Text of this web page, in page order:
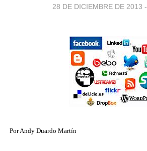
28 DE DICIEMBRE DE 2013
Por Andy Duardo Martín